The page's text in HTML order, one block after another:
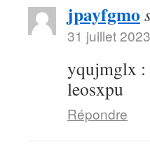
jpayfgmo
31 juillet
yqujmglx :
leosxpu
Répondre